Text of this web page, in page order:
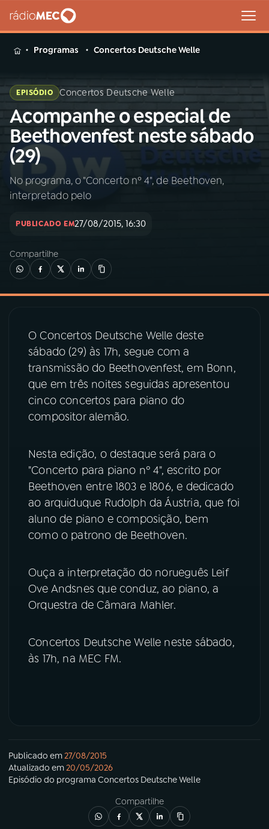
MENU
Buscar
na
Rádio
MEC
Buscar
Início AO VIVO
INÍCIO
02A RÁDIO
03PROGRAMAÇÃO
04PROGRAMAS
PODCASTS
06VIDEOCASTS
07 ÚLTIMAS
PRÊMIO RÁDIO MEC
ACOMPANHE A RÁDIO MEC
Instagram X
Programas Concertos Deutsche Welle
EPISÓDIO Concertos Deutsche Welle
Acompanhe o especial de
Beethovenfest neste sábado
(29)
No programa, o "Concerto nº 4", de Beethoven,
interpretado pelo
PUBLICADO EM27/08/2015, 16:30
Compartilhe
O Concertos Deutsche Welle deste
sábado (29) às 17h, segue com a
transmissão do Beethovenfest, em Bonn,
que em três noites seguidas apresentou
cinco concertos para piano do
compositor alemão.
Nesta edição, o destaque será para o
"Concerto para piano nº 4", escrito por
Beethoven entre 1803 e 1806, e dedicado
ao arquiduque Rudolph da Áustria, que foi
aluno de piano e composição, bem
como o patrono de Beethoven.
Ouça a interpretação do norueguês Leif
Ove Andsnes que conduz, ao piano, a
Orquestra de Câmara Mahler.
Concertos Deutsche Welle neste sábado,
às 17h, na MEC FM.
Publicado em27/08/2015
Atualizado em20/05/2026
Episódio do programa Concertos Deutsche Welle
Compartilhe